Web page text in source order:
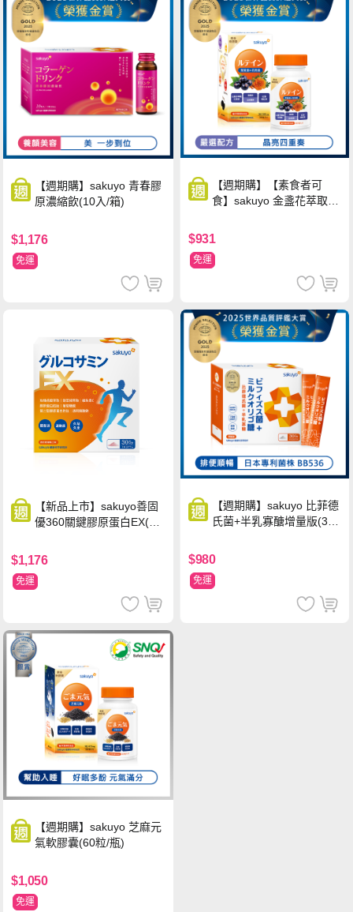
【週期購】sakuyo 青春膠
原濃縮飲(10入/箱)
$1,176
免運
【週期購】【素食者可
食】sakuyo 金盞花萃取
品)(30顆/瓶)
$931
免運
【新品上市】sakuyo善固
優360關鍵膠原蛋白EX(30
$1,176
免運
【週期購】sakuyo 比菲德
氏菌+半乳寡醣增量版(30
$980
免運
【週期購】sakuyo 芝麻元
氣軟膠囊(60粒/瓶)
$1,050
免運